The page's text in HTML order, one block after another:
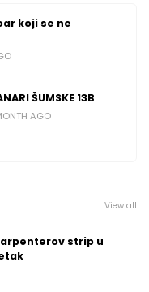
koji se ne
ŠUMSKE 13B
AGO
View all
strip u